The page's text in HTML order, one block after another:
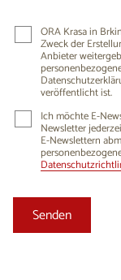
ORA Krasa in
Zweck der
Anbieter
veröffentlicht ist.
Ich möchte E-
Newsletter
E-Newslettern